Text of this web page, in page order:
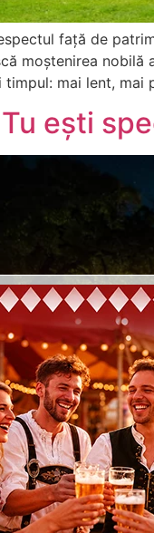
față de
moștenirea
mai lent, mai
ești